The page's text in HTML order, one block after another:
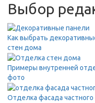
Выбор
Как выбрать
стен дома
Примеры внутренней
фото
Отделка фасада